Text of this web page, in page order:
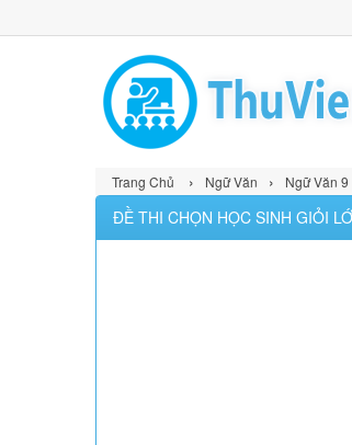
Trang Chủ › Ngữ Văn › Ngữ Văn 9
ĐỀ THI CHỌN HỌC SINH GIỎI